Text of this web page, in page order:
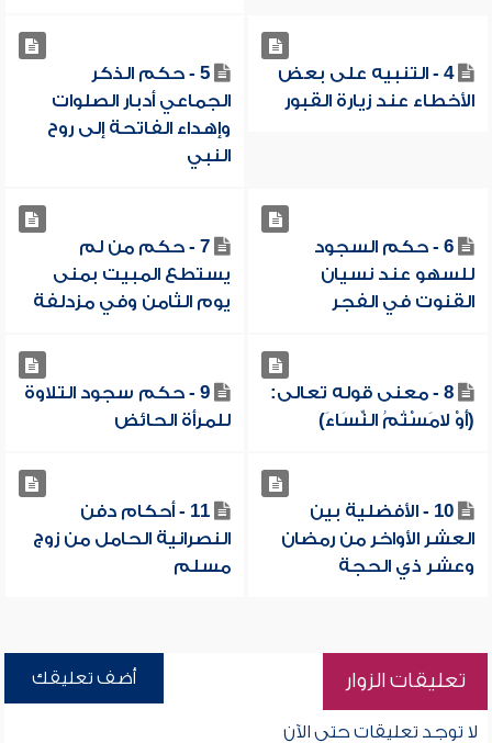
4 - التنبيه على بعض
الأخطاء عند زيارة القبور
5 - حكم الذكر
الجماعي أدبار الصلوات
وإهداء الفاتحة إلى روح
النبي
6 - حكم السجود
للسهو عند نسيان
القنوت في الفجر
7 - حكم من لم
يستطع المبيت بمنى
يوم الثامن وفي مزدلفة
8 - معنى قوله تعالى:
(أَوْ لامَسْتُمُ النِّسَاءَ)
9 - حكم سجود التلاوة
للمرأة الحائض
10 - الأفضلية بين
العشر الأواخر من رمضان
وعشر ذي الحجة
11 - أحكام دفن
النصرانية الحامل من زوج
مسلم
تعليقات الزوار أضف تعليقك
لا توجد تعليقات حتى الآن